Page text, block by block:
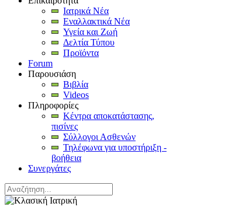
Ιατρικά Νέα
Εναλλακτικά Νέα
Υγεία και Ζωή
Δελτία Τύπου
Προϊόντα
Forum
Παρουσιάση
Βιβλία
Videos
Πληροφορίες
Κέντρα αποκατάστασης,
πισίνες
Σύλλογοι Ασθενών
Τηλέφωνα για υποστήριξη -
βοήθεια
Συνεργάτες